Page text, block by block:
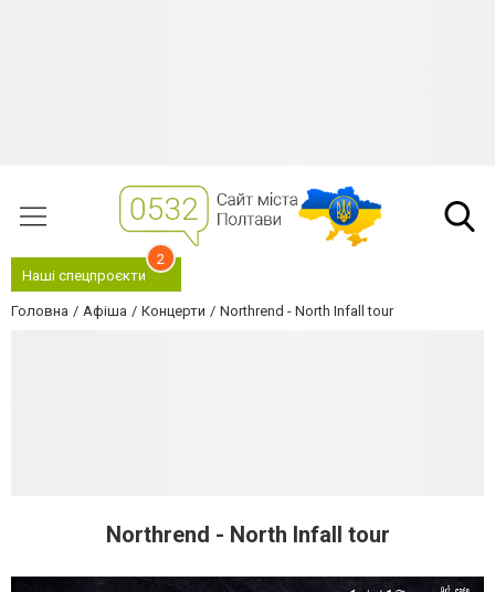
Наші спецпроєкти
2
Головна Афіша Концерти Northrend - North Infall tour
Northrend - North Infall tour